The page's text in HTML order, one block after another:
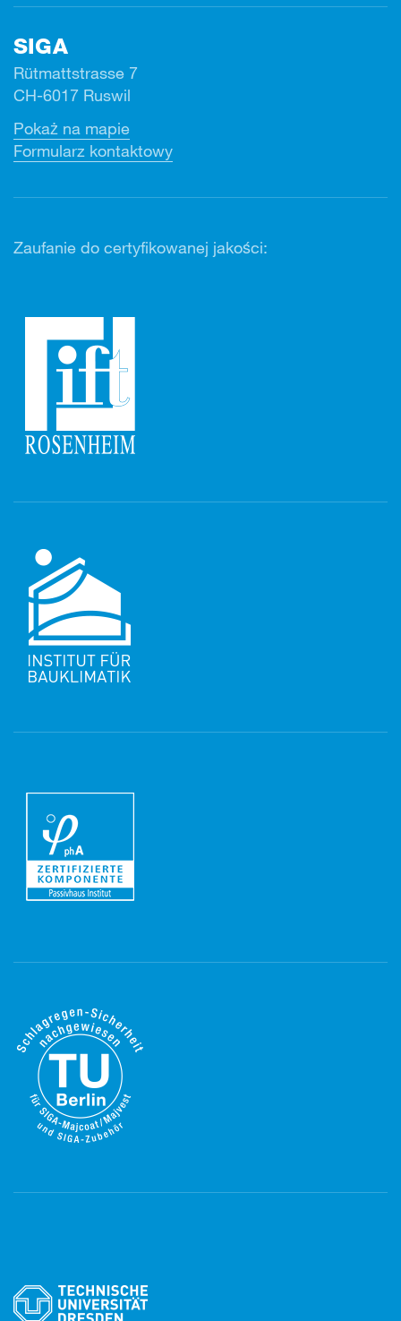
SIGA
Rütmattstrasse 7
CH-6017 Ruswil
Pokaż na mapie
Formularz kontaktowy
Zaufanie do certyfikowanej jakości: